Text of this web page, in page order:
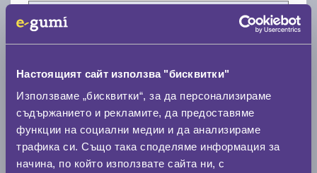
Настоящият сайт използва "бисквитки"
Използваме „бисквитки“, за да персонализираме
съдържанието и рекламите, да предоставяме
функции на социални медии и да анализираме
трафика си. Също така споделяме информация за
начина, по който използвате сайта ни, с
Нов размер